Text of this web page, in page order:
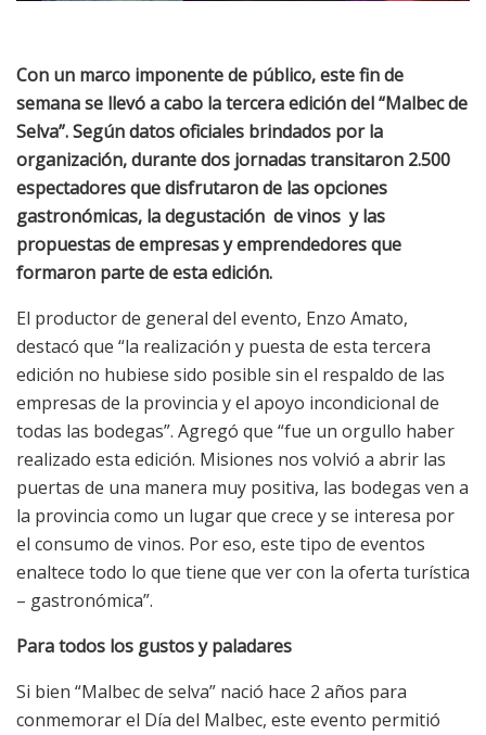
Con un marco imponente de público, este fin de
semana se llevó a cabo la tercera edición del “Malbec de
Selva”. Según datos oficiales brindados por la
organización, durante dos jornadas transitaron 2.500
espectadores que disfrutaron de las opciones
gastronómicas, la degustación de vinos y las
propuestas de empresas y emprendedores que
formaron parte de esta edición.
El productor de general del evento, Enzo Amato,
destacó que “la realización y puesta de esta tercera
edición no hubiese sido posible sin el respaldo de las
empresas de la provincia y el apoyo incondicional de
todas las bodegas”. Agregó que “fue un orgullo haber
realizado esta edición. Misiones nos volvió a abrir las
puertas de una manera muy positiva, las bodegas ven a
la provincia como un lugar que crece y se interesa por
el consumo de vinos. Por eso, este tipo de eventos
enaltece todo lo que tiene que ver con la oferta turística
– gastronómica”.
Para todos los gustos y paladares
Si bien “Malbec de selva” nació hace 2 años para
conmemorar el Día del Malbec, este evento permitió